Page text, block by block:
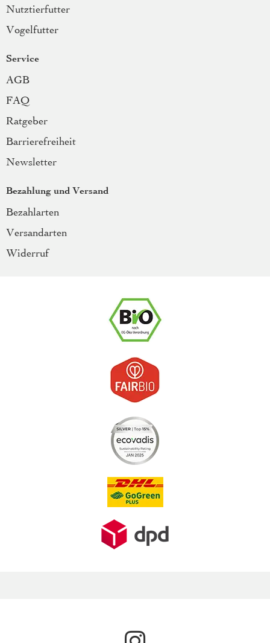
Nutztierfutter
Vogelfutter
Service
AGB
FAQ
Ratgeber
Barrierefreiheit
Newsletter
Bezahlung und Versand
Bezahlarten
Versandarten
Widerruf